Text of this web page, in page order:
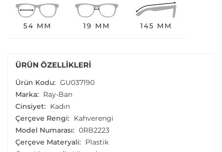
54 MM 19 MM 145 MM
ÜRÜN ÖZELLIKLERI
Ürün Kodu: GU037190
Marka: Ray-Ban
Cinsiyet: Kadın
Çerçeve Rengi: Kahverengi
Model Numarası: 0RB2223
Çerçeve Materyali: Plastik